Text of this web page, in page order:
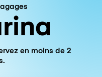
en moins de 2